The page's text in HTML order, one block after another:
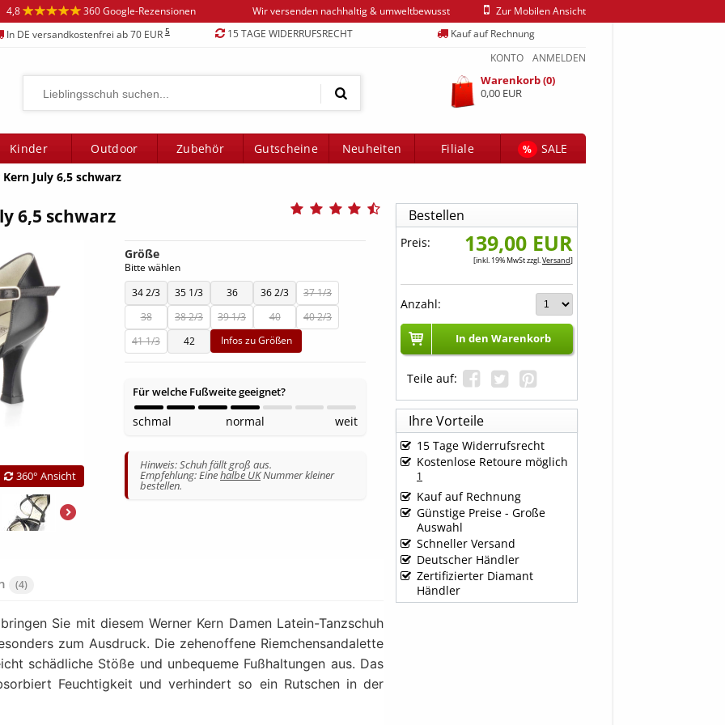
4,8 360 Google-Rezensionen Wir versenden nachhaltig & umweltbewusst
Zur Mobilen Ansicht
In DE versandkostenfrei ab 70 EUR5 15 TAGE WIDERRUFSRECHT
Kauf auf Rechnung
ANMELDEN
KONTO
Warenkorb (0)
0,00 EUR
Kinder Outdoor Zubehör Gutscheine Neuheiten Filiale %
SALE
July 6,5 schwarz
6,5 schwarz
360° Ansicht
Größe
Bitte wählen
34 2/3
35 1/3 36 36 2/3
37 1/3
38
38 2/3 39 1/3 40
40 2/3
41 1/3
42 Infos zu Größen
Für welche Fußweite geeignet?
schmal normal weit
Hinweis: Schuh fällt groß aus.
Empfehlung: Einehalbe UKNummer kleiner
bestellen.
(4)
Sie mit diesem Werner Kern Damen Latein-Tanzschuh
zum Ausdruck. Die zehenoffene Riemchensandalette
schädliche Stöße und unbequeme Fußhaltungen aus. Das
Feuchtigkeit und verhindert so ein Rutschen in der
Bestellen
Preis: 139,00 EUR
[inkl. 19% MwSt zzgl.Versand]
Anzahl:
In den Warenkorb
Teile auf:
Ihre Vorteile
15 Tage Widerrufsrecht
Kostenlose Retoure möglich
1
Kauf auf Rechnung
Günstige Preise - Große
Auswahl
Schneller Versand
Deutscher Händler
Zertifizierter Diamant
Händler